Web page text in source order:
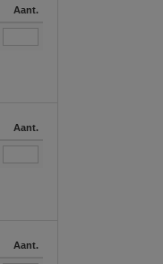
Aant.
Aant.
Aant.